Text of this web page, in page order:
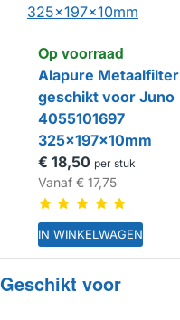
Op voorraad
Alapure Metaalfilter
geschikt voor Juno
4055101697
325x197x10mm
€ 18,50 per stuk
Vanaf € 17,75
IN WINKELWAGEN
Geschikt voor